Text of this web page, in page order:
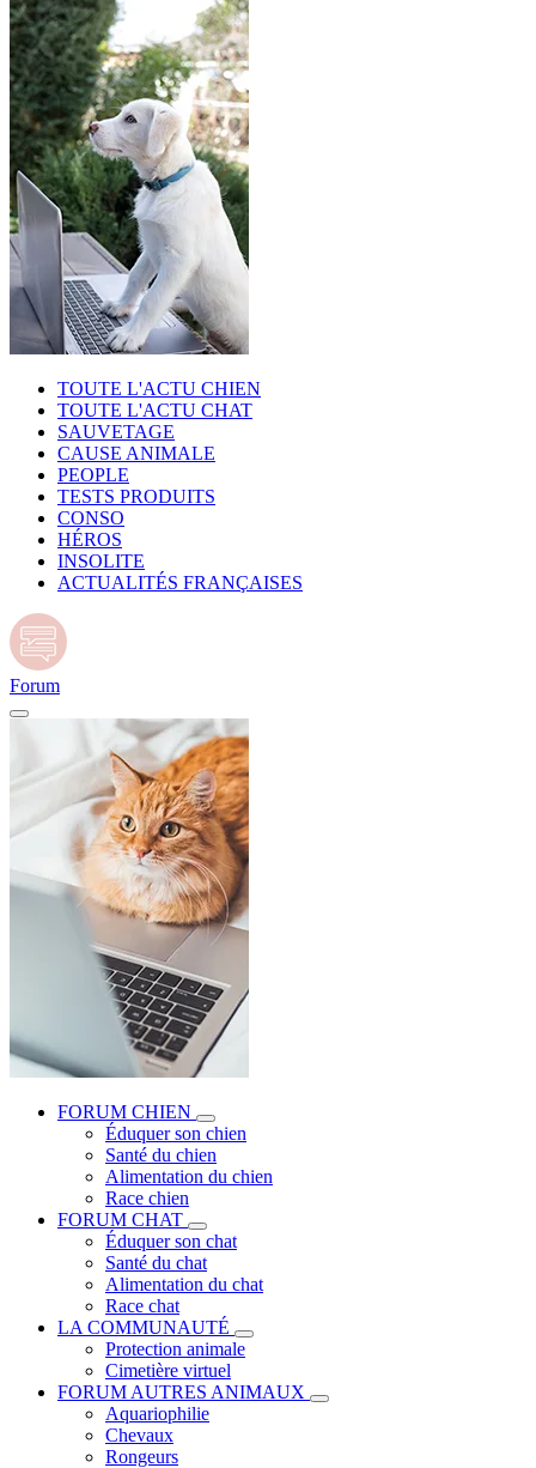
TOUTE L'ACTU CHIEN
TOUTE L'ACTU CHAT
SAUVETAGE
CAUSE ANIMALE
PEOPLE
TESTS PRODUITS
CONSO
HÉROS
INSOLITE
ACTUALITÉS FRANÇAISES
Forum
FORUM CHIEN
Éduquer son chien
Santé du chien
Alimentation du chien
Race chien
FORUM CHAT
Éduquer son chat
Santé du chat
Alimentation du chat
Race chat
LA COMMUNAUTÉ
Protection animale
Cimetière virtuel
FORUM AUTRES ANIMAUX
Aquariophilie
Chevaux
Rongeurs